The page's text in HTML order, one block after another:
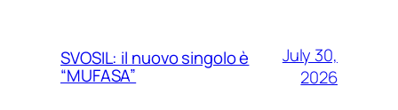
SVOSIL: il nuovo singolo è
“MUFASA”
July 30,
2026